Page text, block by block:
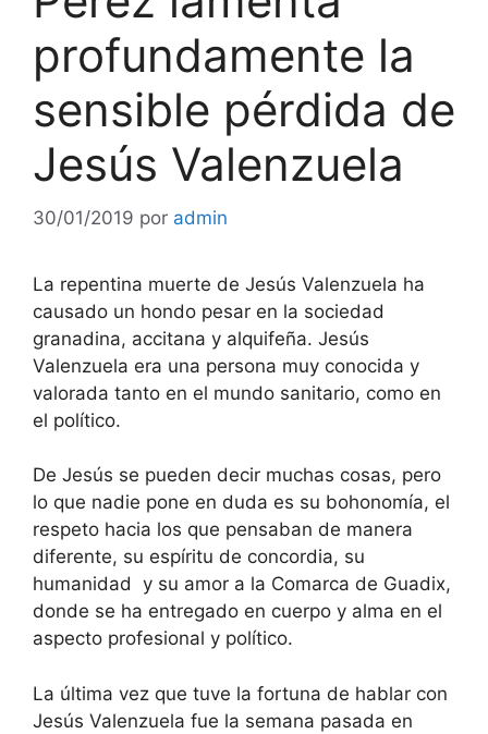
profundamente la
sensible pérdida de
Jesús Valenzuela
30/01/2019 por admin
La repentina muerte de Jesús Valenzuela ha
causado un hondo pesar en la sociedad
granadina, accitana y alquifeña. Jesús
Valenzuela era una persona muy conocida y
valorada tanto en el mundo sanitario, como en
el político.
De Jesús se pueden decir muchas cosas, pero
lo que nadie pone en duda es su bohonomía, el
respeto hacia los que pensaban de manera
diferente, su espíritu de concordia, su
humanidad y su amor a la Comarca de Guadix,
donde se ha entregado en cuerpo y alma en el
aspecto profesional y político.
La última vez que tuve la fortuna de hablar con
Jesús Valenzuela fue la semana pasada en